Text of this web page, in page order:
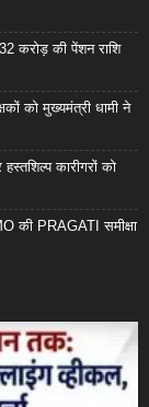
करोड़ की पेंशन राशि
को मुख्यमंत्री धामी ने
कारीगरों को
की PRAGATI समीक्षा